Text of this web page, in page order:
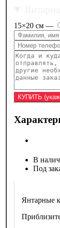
15×20 см —
В
Под
Янтарные